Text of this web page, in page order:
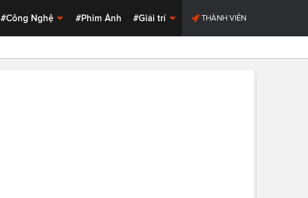
#Công Nghệ #Phim Ảnh #Giải trí THÀNH VIÊN